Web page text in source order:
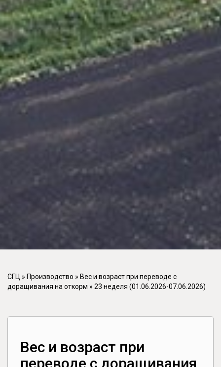
СГЦ » Производство » Вес и возраст при переводе с
доращивания на откорм » 23 неделя (01.06.2026-07.06.2026)
Вес и возраст при
переводе с доращивания